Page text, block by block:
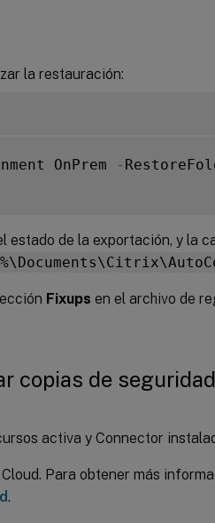
la restauración:
OnPrem -
estado de la exportación, y la
Fixups en el archivo de
copias de
activa y Connector
Para obtener más
.